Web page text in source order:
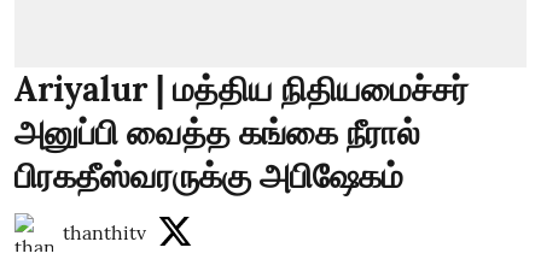
Ariyalur | மத்திய நிதியமைச்சர்
அனுப்பி வைத்த கங்கை நீரால்
பிரகதீஸ்வரருக்கு அபிஷேகம்
thanthitv